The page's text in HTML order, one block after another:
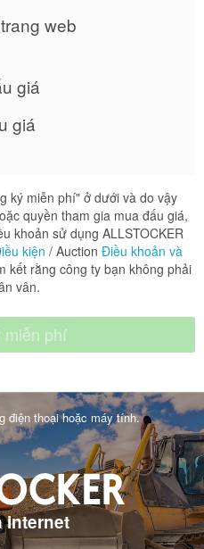
web
giá
giá
ký miễn phí" ở dưới và do vậy
quyền tham gia mua đấu giá,
khoản sử dụng ALLSTOCKER
kiện / Auction Điều khoản và
kết rằng công ty bạn không phải
vân.
điện thoại hoặc máy tính.
internet